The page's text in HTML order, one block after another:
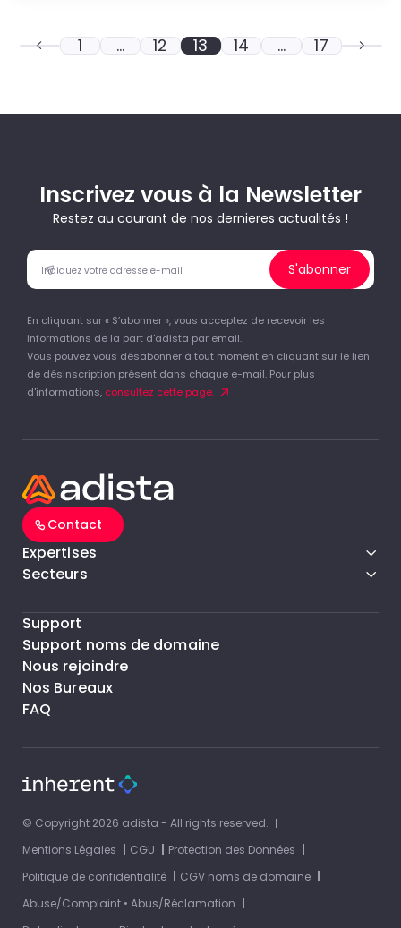
1 … 12 13 14 … 17
Inscrivez vous à la Newsletter
Restez au courant de nos dernieres actualités !
S'abonner
En cliquant sur « S’abonner », vous acceptez de recevoir les
informations de la part d'adista par email.
Vous pouvez vous désabonner à tout moment en cliquant sur le lien
de désinscription présent dans chaque e-mail. Pour plus
d'informations, consultez cette page.
Contact
Expertises
Secteurs
Support
Support noms de domaine
Nous rejoindre
Nos Bureaux
FAQ
© Copyright 2026 adista - All rights reserved.
Mentions Légales
CGU
Protection des Données
Politique de confidentialité
CGV noms de domaine
Abuse/Complaint • Abus/Réclamation